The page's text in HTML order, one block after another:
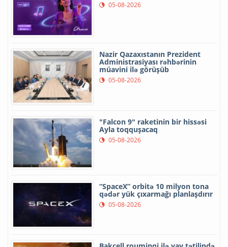
05-08-2026
Nazir Qazaxıstanın Prezident
Administrasiyası rəhbərinin
müavini ilə görüşüb
05-08-2026
"Falcon 9" raketinin bir hissəsi
Ayla toqquşacaq
05-08-2026
“SpaceX” orbitə 10 milyon tona
qədər yük çıxarmağı planlaşdırır
05-08-2026